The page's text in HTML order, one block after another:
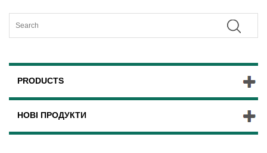
PRODUCTS
НОВІ ПРОДУКТИ